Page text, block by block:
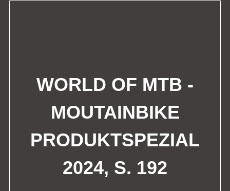
WORLD OF MTB -
MOUTAINBIKE
PRODUKTSPEZIAL
2024, S. 192